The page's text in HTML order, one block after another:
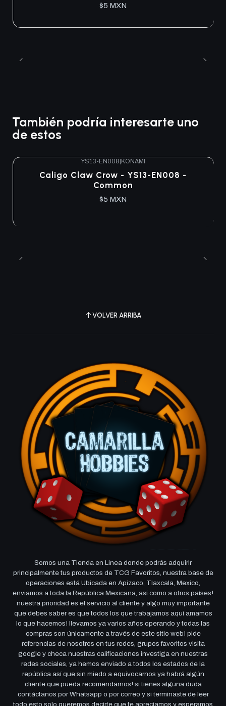
$5 MXN
También podría interesarte uno
de estos
Agotado
YS13-EN008|KONAMI
Caligo Claw Crow - YS13-EN008 -
Common
$5 MXN
VOLVER ARRIBA
Somos una Tienda en Linea donde podrás adquirir
principalmente tus productos de TCG Favoritos, nuestra base de
operaciones está Ubicada en Apizaco, Tlaxcala, Mexico,
enviamos a toda la República Mexicana, así como a otros países!
nuestra prioridad es el servicio al cliente y algo muy importante
que debes saber es que todos los que trabajamos aquí amamos
lo que hacemos! llevamos ya varios años operando y todas las
compras son únicamente a través de este sitio web! pide
referencias de nosotros en tus redes, grupos favoritos visita
google y checa nuestras calificaciones investiga en nuestras
redes sociales, ya hemos enviado a todos los estados de la
república así que sin miedo a equivocarnos ya habrá algún
cliente que pueda recomendarnos! si tienes alguna duda
contáctanos por Whatsapp o por correo y si terminaste de leer
todo esto solo queremos decirte que te apreciamos y esperamos